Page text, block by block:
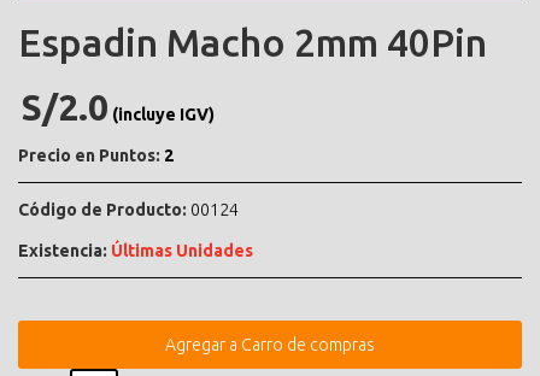
Espadin Macho 2mm 40Pin
S/2.0 (incluye IGV)
Precio en Puntos: 2
Código de Producto: 00124
Existencia: Últimas Unidades
Agregar a Carro de compras